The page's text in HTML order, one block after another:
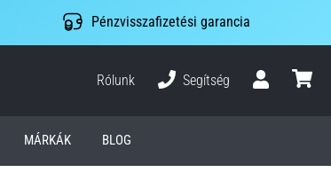
Pénzvisszafizetési garancia
Rólunk
Segítség
MÁRKÁK BLOG